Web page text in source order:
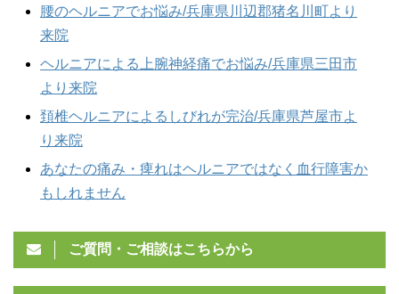
腰のヘルニアでお悩み/兵庫県川辺郡猪名川町より
来院
ヘルニアによる上腕神経痛でお悩み/兵庫県三田市
より来院
頚椎ヘルニアによるしびれが完治/兵庫県芦屋市よ
り来院
あなたの痛み・痺れはヘルニアではなく血行障害か
もしれません
ご質問・ご相談はこちらから